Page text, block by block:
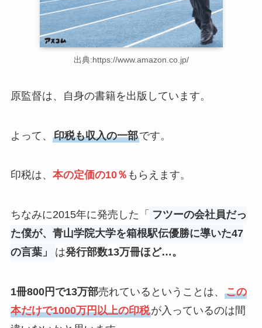
出典:https://www.amazon.co.jp/
原監督は、自身の書籍を出版しています。
よって、 印税も収入の一部です。
印税は、 本の定価の10％ もらえます。
ちなみに2015年に発売した「 フツーの会社員だっ
た僕が、青山学院大学を箱根駅伝優勝に導いた47
の言葉」
は発行部数13万冊ほど…。
1冊800円で13万部売れているということは、 この
本だけで1000万円以上の印税が入っているのは間